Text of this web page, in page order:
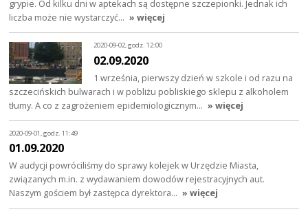
grypie. Od kilku dni w aptekach są dostępne szczepionki. Jednak ich
liczba może nie wystarczyć… » więcej
2020-09-02, godz. 12:00
02.09.2020
1 września, pierwszy dzień w szkole i od razu na
szczecińskich bulwarach i w pobliżu pobliskiego sklepu z alkoholem
tłumy. A co z zagrożeniem epidemiologicznym… » więcej
2020-09-01, godz. 11:49
01.09.2020
W audycji powróciliśmy do sprawy kolejek w Urzędzie Miasta,
związanych m.in. z wydawaniem dowodów rejestracyjnych aut.
Naszym gościem był zastępca dyrektora… » więcej